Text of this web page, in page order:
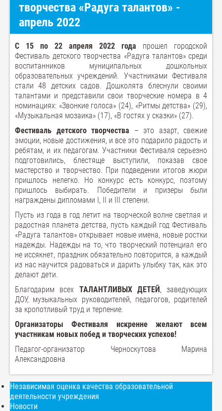
творчества «Радуга талантов» -
апрель 2022
С 15 по 22 апреля 2022 года прошел городской
Фестиваль детского творчества «Радуга талантов» среди
воспитанников муниципальных дошкольных
образовательных учреждений. Участниками Фестиваля
стали 48 детских садов. Дошколята блеснули своими
талантами и представили свои творческие номера в 4
номинациях: «Звонкие голоса» (24), «Ритмы детства» (29),
«Музыкальная мозаика» (17), «В гостях у сказки» (27).
Фестиваль детского творчества – это азарт, свежие
эмоции, новые достижения, и все это подарило радость и
ребятам, и их педагогам. Участники Фестиваля серьезно
подготовились, блестяще выступили, показав свое
мастерство и творчество. При подведении итогов жюри
пришлось нелегко. Но конкурс есть конкурс, поэтому
пришлось выбирать. Победители и призеры были
награждены дипломами I, II и III степени.
Пусть из года в год летит на творческой волне светлая и
радостная планета детства, пусть каждый год Фестиваль
«Радуга талантов» открывает новые имена, новые ростки
надежды. Надежды на то, что творческий потенциал его
не иссякнет, праздник обязательно повторится, а каждый
из нас научится радоваться и дарить улыбку так, как это
делают дети.
Благодарим всех ТАЛАНТЛИВЫХ ДЕТЕЙ, заведующих
ДОУ, музыкальных руководителей, педагогов, родителей
за кропотливый труд и терпение.
Организаторы Фестиваля искренне желают всем
участникам новых побед и творческих успехов!
Педагог-организатор Черноскутова Марина
Александровна
Независимая оценка качества образовательной
деятельности учреждения
Новости